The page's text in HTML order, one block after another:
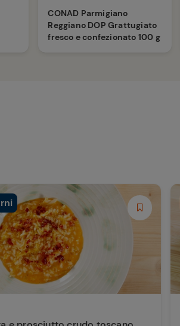
CONAD Parmigiano
Reggiano DOP Grattugiato
fresco e confezionato 100 g